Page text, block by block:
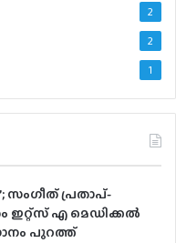
2
2
1
സംഗീത് പ്രതാപ്-
ഇറ്റ്സ് എ മെഡിക്കൽ
പുറത്ത്